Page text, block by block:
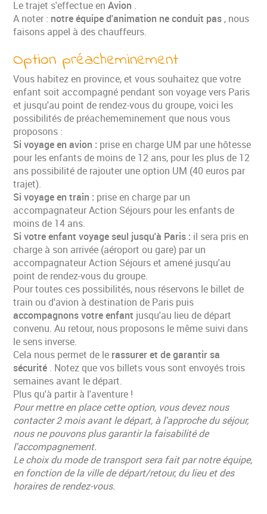
Le trajet s'effectue enAvion .
A noter : notre équipe d'animation ne conduit pas , nous
faisons appel à des chauffeurs.
Option préacheminement
Vous habitez en province, et vous souhaitez que votre
enfant soit accompagné pendant son voyage vers Paris
et jusqu'au point de rendez-vous du groupe, voici les
possibilités de préachememinement que nous vous
proposons :
Si voyage en avion : prise en charge UM par une hôtesse
pour les enfants de moins de 12 ans, pour les plus de 12
ans possibilité de rajouter une option UM (40 euros par
trajet).
Si voyage en train : prise en charge par un
accompagnateur Action Séjours pour les enfants de
moins de 14 ans.
Si votre enfant voyage seul jusqu'à Paris : il sera pris en
charge à son arrivée (aéroport ou gare) par un
accompagnateur Action Séjours et amené jusqu'au
point de rendez-vous du groupe.
Pour toutes ces possibilités, nous réservons le billet de
train ou d'avion à destination de Paris puis
accompagnons votre enfant jusqu'au lieu de départ
convenu. Au retour, nous proposons le même suivi dans
le sens inverse.
Cela nous permet de le rassurer et de garantir sa
sécurité . Notez que vos billets vous sont envoyés trois
semaines avant le départ.
Plus qu'à partir à l'aventure !
Pour mettre en place cette option, vous devez nous
contacter 2 mois avant le départ, à l'approche du séjour,
nous ne pouvons plus garantir la faisabilité de
l'accompagnement.
Le choix du mode de transport sera fait par notre équipe,
en fonction de la ville de départ/retour, du lieu et des
horaires de rendez-vous.